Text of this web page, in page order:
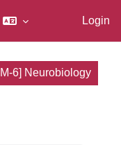
Login
6] Neurobiology